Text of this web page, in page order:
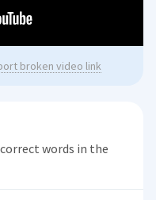
broken video link
words in the